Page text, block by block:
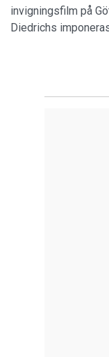
invigningsfilm på
Diedrichs